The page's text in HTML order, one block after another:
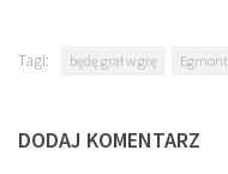
Tagi: będę grał w grę Egmont
DODAJ KOMENTARZ